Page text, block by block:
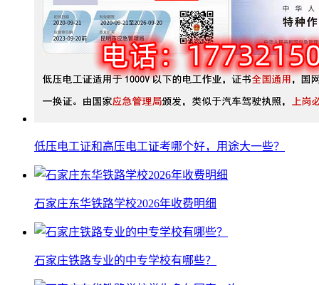
低压电工证和高压电工证考哪个好，用途大一些？
石家庄东华铁路学校2026年收费明细
石家庄铁路专业的中专学校有哪些？